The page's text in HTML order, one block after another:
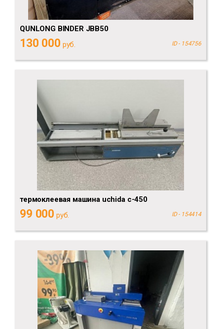
QUNLONG BINDER JBB50
130 000 руб. ID - 154756
термоклеевая машина uchida c-450
99 000 руб. ID - 154414